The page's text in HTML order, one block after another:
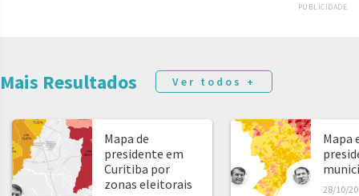
PUBLICIDADE
Mais Resultados Ver todos +
Mapa de
presidente em
Curitiba por
zonas eleitorais
Mapa
28/10/